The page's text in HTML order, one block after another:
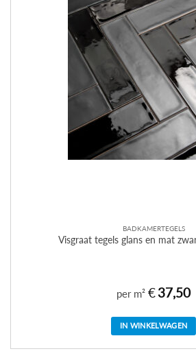
BADKAMERTEGELS
Visgraat tegels glans en mat
per m² €37,50
IN WINKELWAGEN